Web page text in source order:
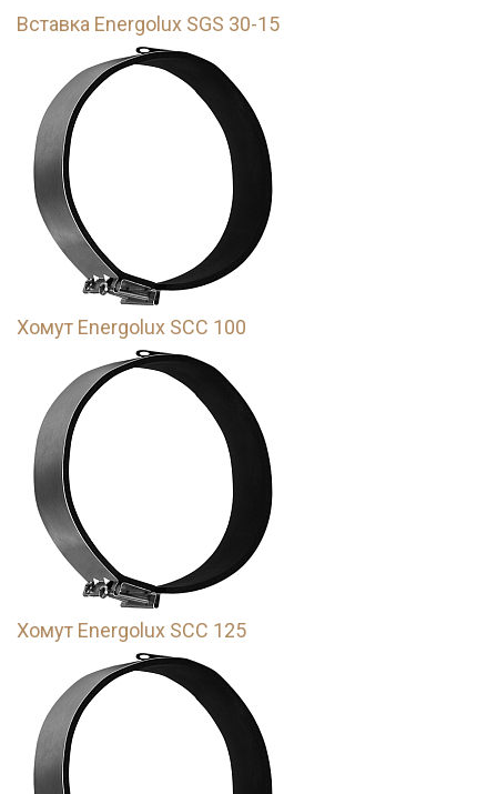
Вставка Energolux SGS 30-15
Хомут Energolux SCC 100
Хомут Energolux SCC 125